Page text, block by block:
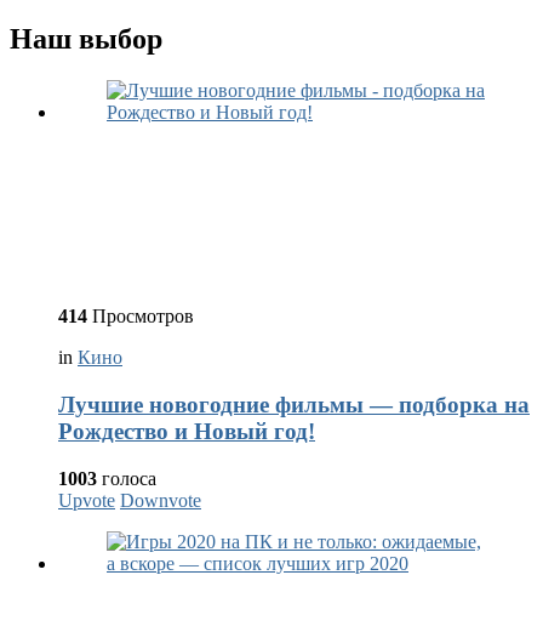
Наш выбор
414 Просмотров
in Кино
Лучшие новогодние фильмы — подборка на
Рождество и Новый год!
1003 голоса
Upvote Downvote